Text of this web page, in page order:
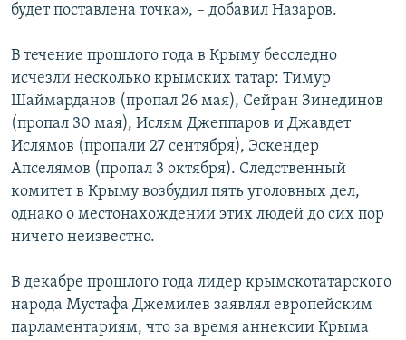
будет поставлена точка», – добавил Назаров.
В течение прошлого года в Крыму бесследно
исчезли несколько крымских татар: Тимур
Шаймарданов (пропал 26 мая), Сейран Зинединов
(пропал 30 мая), Ислям Джеппаров и Джавдет
Ислямов (пропали 27 сентября), Эскендер
Апселямов (пропал 3 октября). Следственный
комитет в Крыму возбудил пять уголовных дел,
однако о местонахождении этих людей до сих пор
ничего неизвестно.
В декабре прошлого года лидер крымскотатарского
народа Мустафа Джемилев заявлял европейским
парламентариям, что за время аннексии Крыма